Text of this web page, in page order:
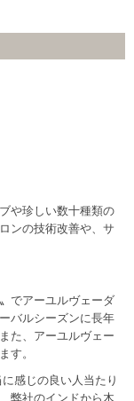
や珍しい数十種類の
ンの技術改善や、サ
アーユルヴェーダ
バルシーズンに長年
た、アーユルヴェー
す。
感じの良い人当たり
弊社のインドから木